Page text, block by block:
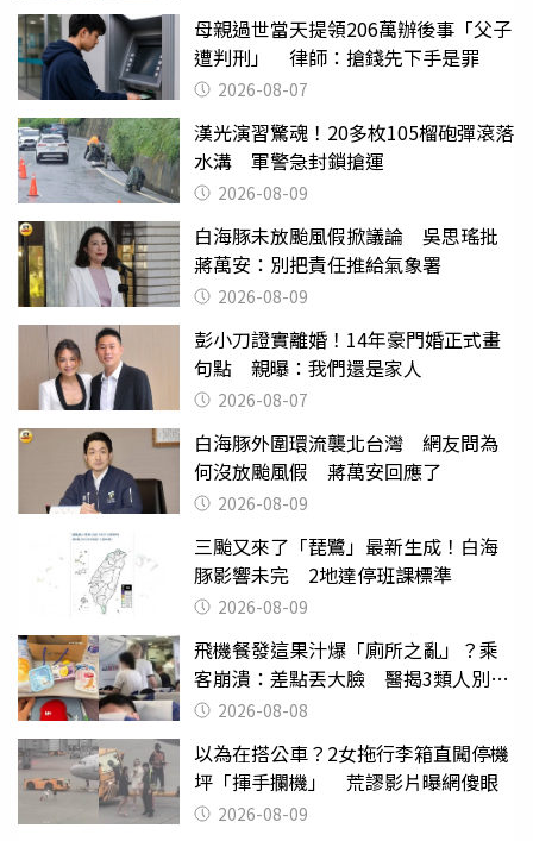
母親過世當天提領206萬辦後事「父子
遭判刑」 律師：搶錢先下手是罪
2026-08-07
漢光演習驚魂！20多枚105榴砲彈滾落
水溝 軍警急封鎖搶運
2026-08-09
白海豚未放颱風假掀議論 吳思瑤批
蔣萬安：別把責任推給氣象署
2026-08-09
彭小刀證實離婚！14年豪門婚正式畫
句點 親曝：我們還是家人
2026-08-07
白海豚外圍環流襲北台灣 網友問為
何沒放颱風假 蔣萬安回應了
2026-08-09
三颱又來了「琵鷺」最新生成！白海
豚影響未完 2地達停班課標準
2026-08-09
飛機餐發這果汁爆「廁所之亂」？乘
客崩潰：差點丟大臉 醫揭3類人別亂
喝 2026-08-08
以為在搭公車？2女拖行李箱直闖停機
坪「揮手攔機」 荒謬影片曝網傻眼
2026-08-09